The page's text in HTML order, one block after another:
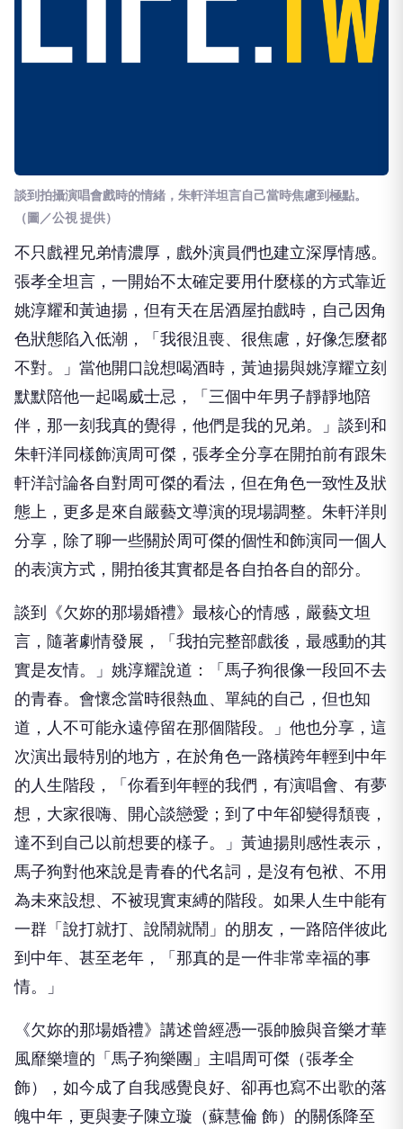
談到拍攝演唱會戲時的情緒，朱軒洋坦言自己當時焦慮到極點。
（圖／公視 提供）
不只戲裡兄弟情濃厚，戲外演員們也建立深厚情感。
張孝全坦言，一開始不太確定要用什麼樣的方式靠近
姚淳耀和黃迪揚，但有天在居酒屋拍戲時，自己因角
色狀態陷入低潮，「我很沮喪、很焦慮，好像怎麼都
不對。」當他開口說想喝酒時，黃迪揚與姚淳耀立刻
默默陪他一起喝威士忌，「三個中年男子靜靜地陪
伴，那一刻我真的覺得，他們是我的兄弟。」談到和
朱軒洋同樣飾演周可傑，張孝全分享在開拍前有跟朱
軒洋討論各自對周可傑的看法，但在角色一致性及狀
態上，更多是來自嚴藝文導演的現場調整。朱軒洋則
分享，除了聊一些關於周可傑的個性和飾演同一個人
的表演方式，開拍後其實都是各自拍各自的部分。
談到《欠妳的那場婚禮》最核心的情感，嚴藝文坦
言，隨著劇情發展，「我拍完整部戲後，最感動的其
實是友情。」姚淳耀說道：「馬子狗很像一段回不去
的青春。會懷念當時很熱血、單純的自己，但也知
道，人不可能永遠停留在那個階段。」他也分享，這
次演出最特別的地方，在於角色一路橫跨年輕到中年
的人生階段，「你看到年輕的我們，有演唱會、有夢
想，大家很嗨、開心談戀愛；到了中年卻變得頹喪，
達不到自己以前想要的樣子。」黃迪揚則感性表示，
馬子狗對他來說是青春的代名詞，是沒有包袱、不用
為未來設想、不被現實束縛的階段。如果人生中能有
一群「說打就打、說鬧就鬧」的朋友，一路陪伴彼此
到中年、甚至老年，「那真的是一件非常幸福的事
情。」
《欠妳的那場婚禮》講述曾經憑一張帥臉與音樂才華
風靡樂壇的「馬子狗樂團」主唱周可傑（張孝全
飾），如今成了自我感覺良好、卻再也寫不出歌的落
魄中年，更與妻子陳立璇（蘇慧倫 飾）的關係降至